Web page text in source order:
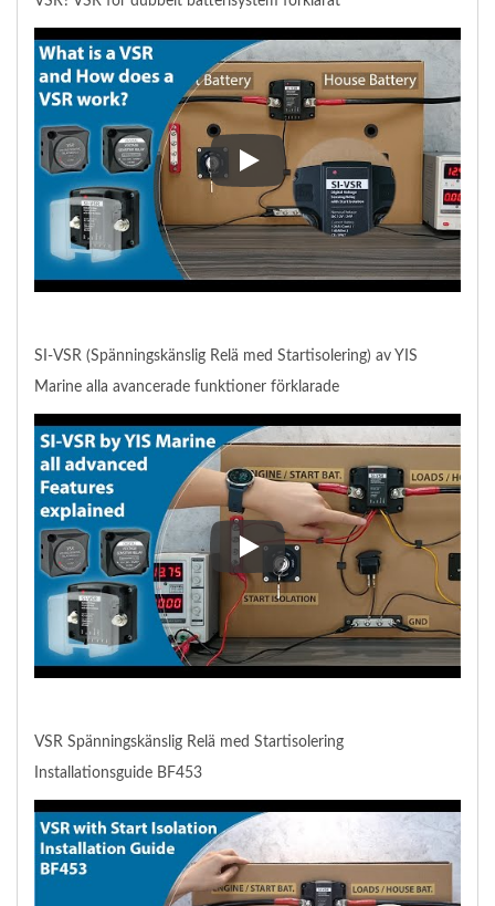
Vad är en VSR
SI-VSR (Spänningskänslig Relä med Startisolering) av YIS
Marine alla avancerade funktioner förklarade
SI-VSR (Spänningskänslig
VSR Spänningskänslig Relä med Startisolering
Installationsguide BF453